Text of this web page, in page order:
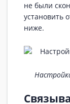
не были
установить
ниже.